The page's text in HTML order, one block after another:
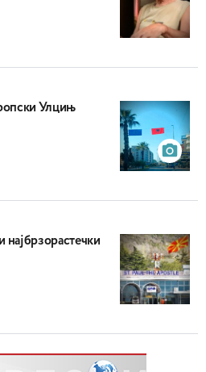
Улцињ
најбрзорастечки